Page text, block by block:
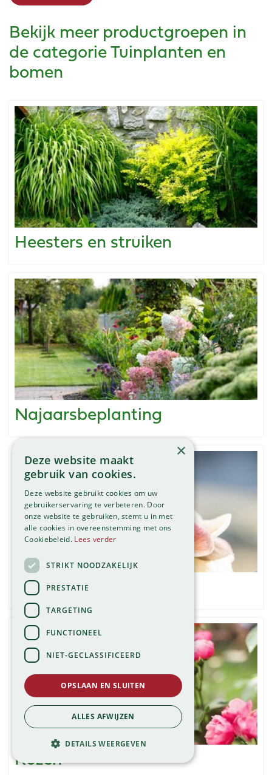
Bekijk meer productgroepen in
de categorie Tuinplanten en
bomen
Heesters en struiken
Najaarsbeplanting
Helleborus
Rozen
×
Deze website maakt
gebruik van cookies.
Deze website gebruikt cookies om uw
gebruikerservaring te verbeteren. Door
onze website te gebruiken, stemt u in met
alle cookies in overeenstemming met ons
Cookiebeleid. Lees verder
STRIKT NOODZAKELIJK
PRESTATIE
TARGETING
FUNCTIONEEL
NIET-GECLASSIFICEERD
OPSLAAN EN SLUITEN
ALLES AFWIJZEN
DETAILS WEERGEVEN